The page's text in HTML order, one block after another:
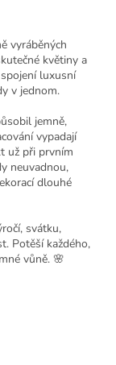
vyráběných
květiny a
luxusní
v jednom.
jemně,
vypadají
už při prvním
neuvadnou,
dlouhé
svátku,
Potěší každého,
vůně. 🌸